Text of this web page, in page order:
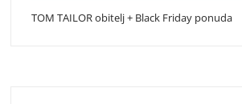
TOM TAILOR obitelj + Black Friday ponuda